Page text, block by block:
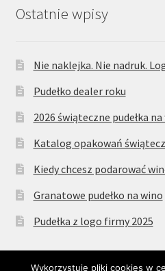
Ostatnie wpisy
Nie naklejka. Nie nadruk.
Pudełko dealer roku
2026 świąteczne pudełka
Katalog opakowań
Kiedy chcesz podarować
Granatowe pudełko na wino
Pudełka z logo firmy 2025
Wykorzystuję pliki cookies w